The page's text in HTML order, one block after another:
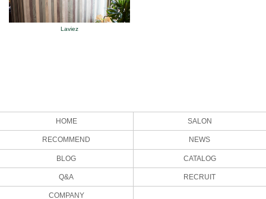
Laviez
HOME SALON
RECOMMEND NEWS
BLOG CATALOG
Q&A RECRUIT
COMPANY